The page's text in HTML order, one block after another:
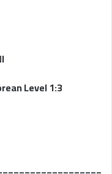
Level 1:3